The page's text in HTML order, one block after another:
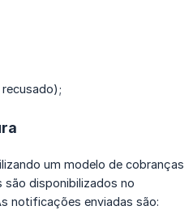
um modelo de cobranças
disponibilizados no
notificações enviadas são: